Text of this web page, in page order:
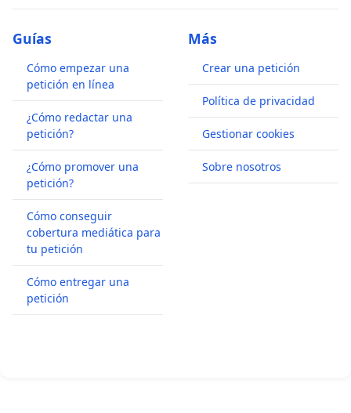
Guías
Cómo empezar una
petición en línea
¿Cómo redactar una
petición?
¿Cómo promover una
petición?
Cómo conseguir
cobertura mediática para
tu petición
Cómo entregar una
petición
Más
Crear una petición
Política de privacidad
Gestionar cookies
Sobre nosotros